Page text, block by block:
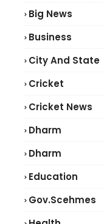
Big News
Business
City And State
Cricket
Cricket News
Dharm
Dharm
Education
Gov.scehmes